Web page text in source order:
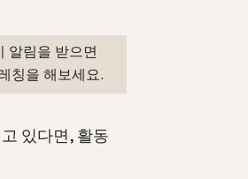
알림을 받으면
칭을 해보세요.
있다면, 활동